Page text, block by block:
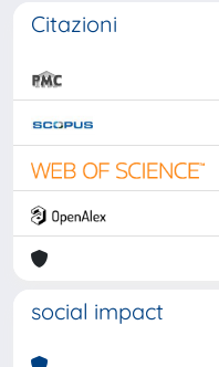
Citazioni
social impact